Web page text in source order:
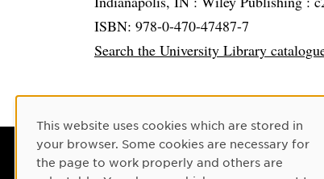
ISBN: 978-0-470-47487-7
Search the University Library
Contact
Cookie Consent
This website uses cookies which are stored in
your browser. Some cookies are necessary for
the page to work properly and others are